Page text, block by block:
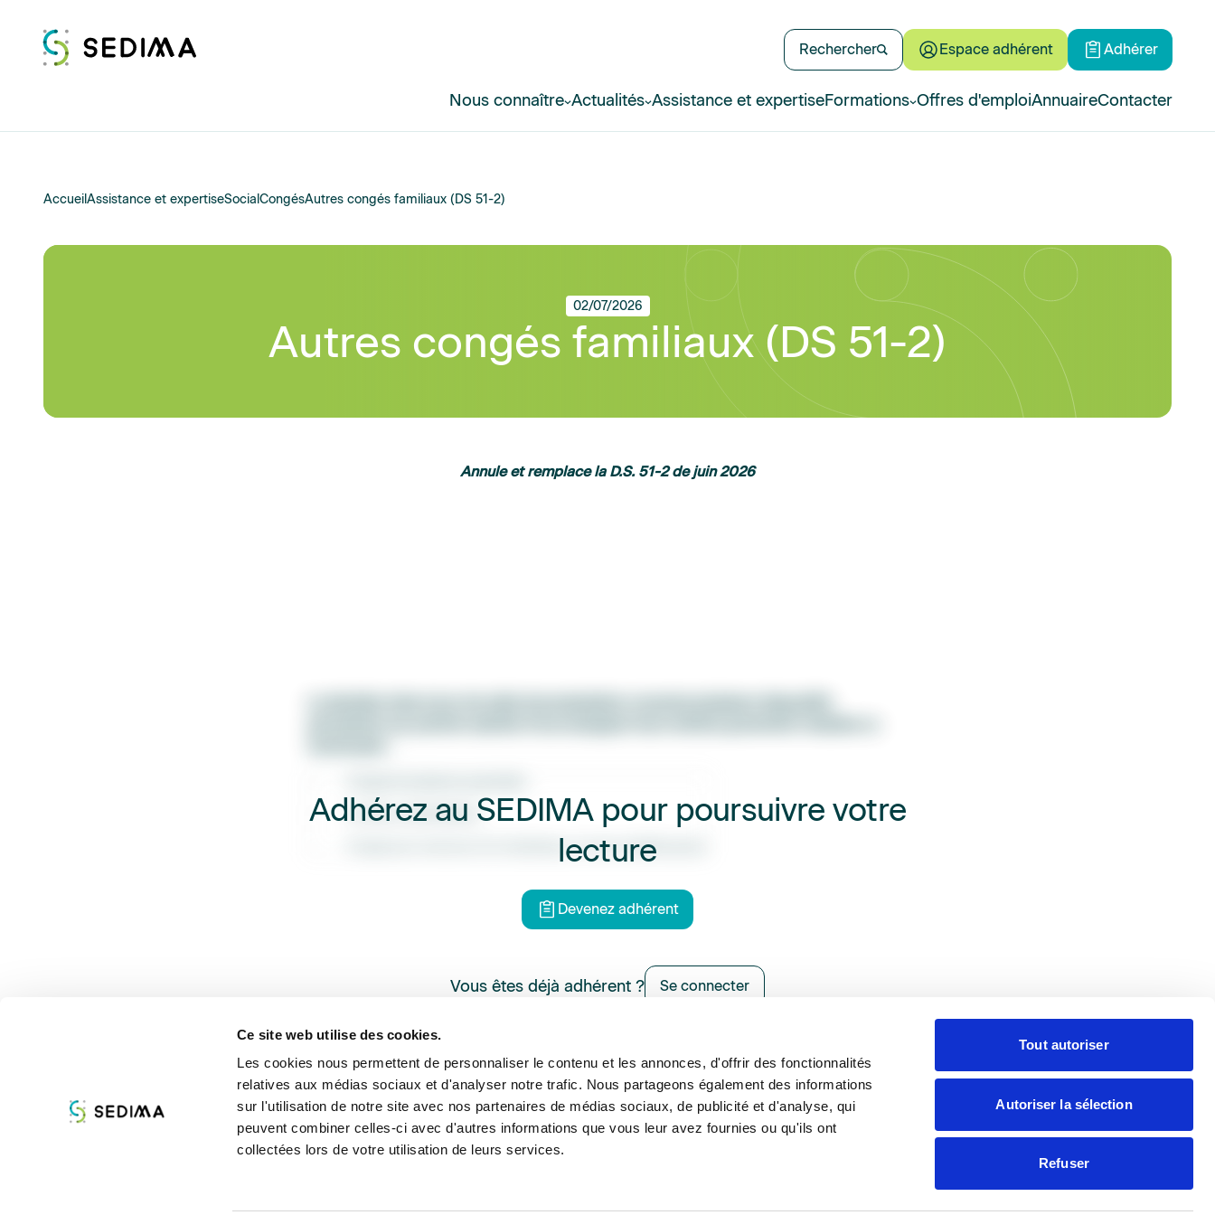
Ce site web utilise des cookies.
Les cookies nous permettent de personnaliser le contenu et les annonces, d'offrir des fonctionnalités
relatives aux médias sociaux et d'analyser notre trafic. Nous partageons également des informations
sur l'utilisation de notre site avec nos partenaires de médias sociaux, de publicité et d'analyse, qui
peuvent combiner celles-ci avec d'autres informations que vous leur avez fournies ou qu'ils ont
collectées lors de votre utilisation de leurs services.
Tout autoriser
Autoriser la sélection
Refuser
Rechercher Espace adhérent Adhérer
Nous connaître Actualités Assistance et expertiseFormations Offres d'emploiAnnuaireContacter
AccueilAssistance et expertiseSocial CongésAutres congés familiaux (DS 51-2)
02/07/2026
Autres congés familiaux (DS 51-2)
Annule et remplace la D.S. 51-2 de juin 2026
Adhérez au SEDIMA pour poursuivre votre
lecture
Devenez adhérent
Vous êtes déjà adhérent ? Se connecter
- Horaires individualisés ;
- Congé pour annonce d’un handicap ou d’une maladie grave.
À proposAssistance et expertise FormationsOffres d’emploiAnnuairePresse
©2026 Sedima Mentions légalesPolitique de confidentialitéSite internet créé parAdveris